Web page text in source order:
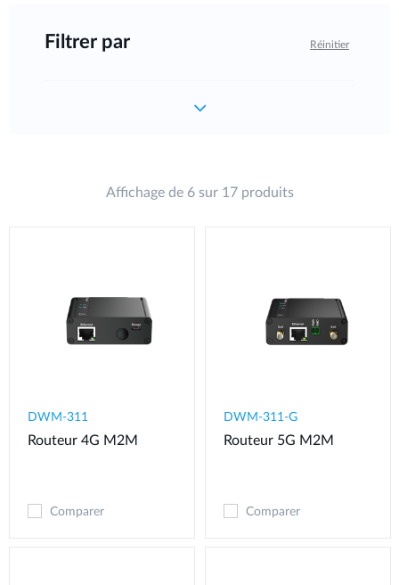
Filtrer par Réinitier
Affichage de 6 sur 17 produits
DWM-311
Routeur 4G M2M​
Comparer
​​​DWM-311-G
Routeur 5G M2M
Comparer